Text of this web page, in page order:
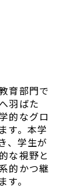
育部門で
羽ばた
的なグロ
す。本学
、学生が
な視野と
的かつ継
す。